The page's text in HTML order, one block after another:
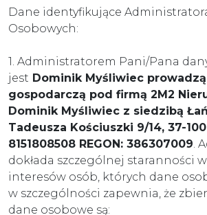
Dane identyfikujące
Osobowych:
1. Administratorem Pani/Pana
jest Dominik Myśliwiec
gospodarczą pod firmą 2M2
Dominik Myśliwiec z siedzibą
Tadeusza Kościuszki 9/14, 37-
8151808508 REGON: 386307009.
dokłada szczególnej staranności
interesów osób, których dane
w szczególności zapewnia, że
dane osobowe są: